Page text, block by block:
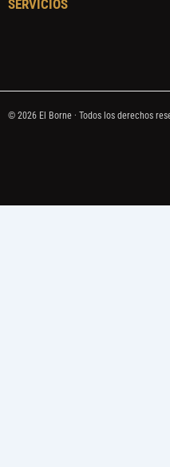
SERVICIOS
© 2026 El Borne · Todos los derechos